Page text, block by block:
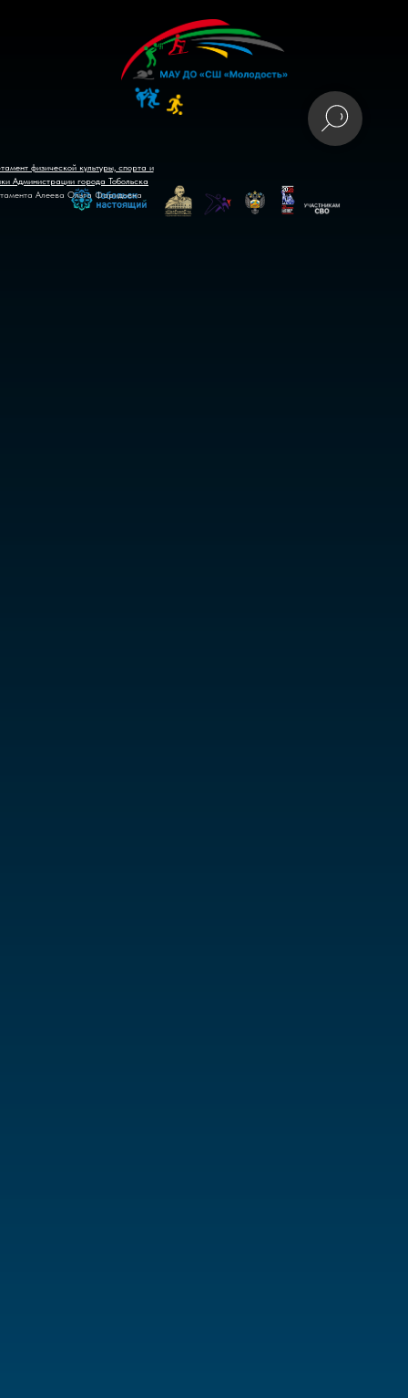
физической культуры, спорта и
Администрации города Тобольска
Алеева Ольга Фаридовна